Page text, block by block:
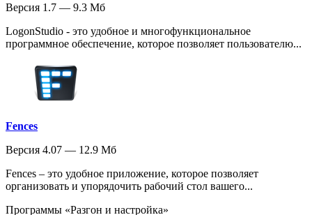
Версия 1.7 — 9.3 Мб
LogonStudio - это удобное и многофункциональное
программное обеспечение, которое позволяет пользователю...
Fences
Версия 4.07 — 12.9 Мб
Fences – это удобное приложение, которое позволяет
организовать и упорядочить рабочий стол вашего...
Программы «Разгон и настройка»